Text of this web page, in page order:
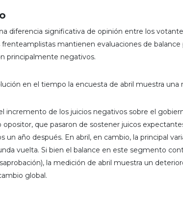
diferencia significativa de opinión entre los
frenteamplistas mantienen evaluaciones de
principalmente negativos.
en el tiempo la encuesta de abril muestra una
incremento de los juicios negativos sobre el
que pasaron de sostener juicos
un año después. En abril, en cambio, la principal
vuelta. Si bien el balance en este segmento
la medición de abril muestra un
global.